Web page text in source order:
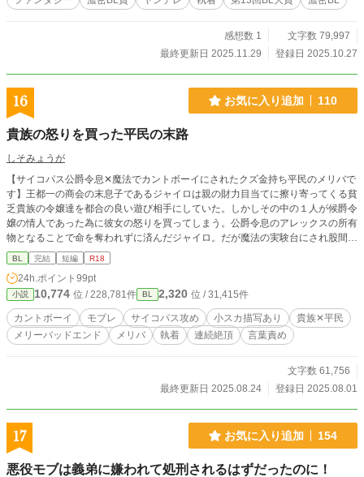
は、婚約者をあてがわれて絶望した。 捨てられる恐怖に、ヴァルグードへの依
拘束され鞭で叩かれ、吊るされたまま放置され絶望していたところ、ヴァルグー
ドがやってきて無理矢理犯され、苦痛に泣き叫ぶ。 淫乱なフェレルにはぴっ
立てるのだと、喜んで役目を全うする。 男妾とは名ばかりの性奴隷生活だっ
た。 異常なまでにフェレルに執着するヴァルグードに、閉じ込められ人間の
尊厳を奪われて、家畜以下に落とされ、義兄専用の性具として調教されて、苦痛
を伴う暴力的な快楽に溺れ、心も体も壊されていく。 ヴァルグードの謀略で
国王が殺され、義兄が王になる戴冠式で公衆の面前で辱められ、魂を殺されて、
されて淫らに狂い、義兄を盲信した。 妹の代役で花嫁を務め結婚式を終え、
初夜の寝室に連れ込まれてフェレルは妹と交換され義兄の本当の花嫁になったの
だと知らされる。 壊され、犯されて、死にたいと願う。ヴァルグードは狂愛
が故に一緒に死のう、永遠に一緒だと約束され、死んでも終わらない地獄の中で
幸せだとフェレルは啼いて悦んだ。 ―――――― 無断転載禁止、二次利用禁
止、AI学習禁止 リンク貼っての紹介や感想はOK
感想数 1
文字数 79,997
最終更新日 2025.11.29
登録日 2025.10.27
16 お気に入り追加 110
貴族の怒りを買った平民の末路
しそみょうが
【サイコパス公爵令息✕魔法でカントボーイにされたクズ金持ち平民のメリバで
す】王都一の商会の末息子であるジャイロは親の財力目当てに擦り寄ってくる貧
乏貴族の令嬢達を都合の良い遊び相手にしていた。しかしその中の１人が候爵令
嬢の情人であった為に彼女の怒りを買ってしまう。公爵令息のアレックスの所有
物となることで命を奪われずに済んだジャイロ。だが魔法の実験台にされ股間を
女のものに造り変えられた上にアレックスの所有物として共に貴族学校に通うこ
とになり── 【小スカ・モブレ有】【女性同士の絡みが一瞬有ります】※それら
のページには注意書きを入れます ◇全１７話の予定です
BL 完結 短編 R18
24h.ポイント 99pt
小説 10,774 位 / 228,781件 BL 2,320 位 / 31,415件
カントボーイ モブレ サイコパス攻め 小スカ描写あり
貴族✕平民
メリーバッドエンド
メリバ 執着 連続絶頂 言葉責め
文字数 61,756
最終更新日 2025.08.24
登録日 2025.08.01
17 お気に入り追加 154
悪役モブは義弟に嫌われて処刑されるはずだったのに！